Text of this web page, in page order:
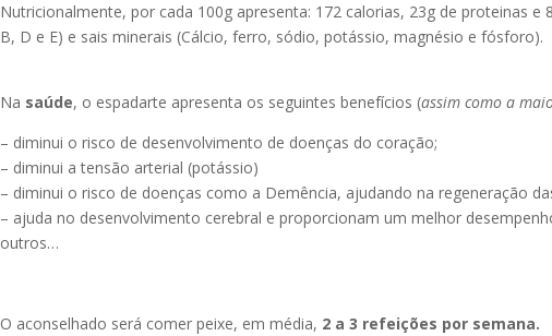
Nutricionalmente, por cada 100g apresenta: 172 calorias, 23g de proteinas e
B, D e E) e sais minerais (Cálcio, ferro, sódio, potássio, magnésio e fósforo).
Na saúde, o espadarte apresenta os seguintes benefícios (assim como a
– diminui o risco de desenvolvimento de doenças do coração;
– diminui a tensão arterial (potássio)
– diminui o risco de doenças como a Demência, ajudando na regeneração
– ajuda no desenvolvimento cerebral e proporcionam um melhor
outros…
O aconselhado será comer peixe, em média, 2 a 3 refeições por semana.